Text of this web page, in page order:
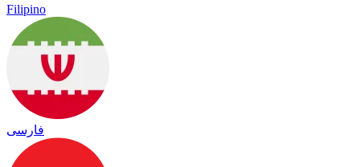
Filipino
فارسی